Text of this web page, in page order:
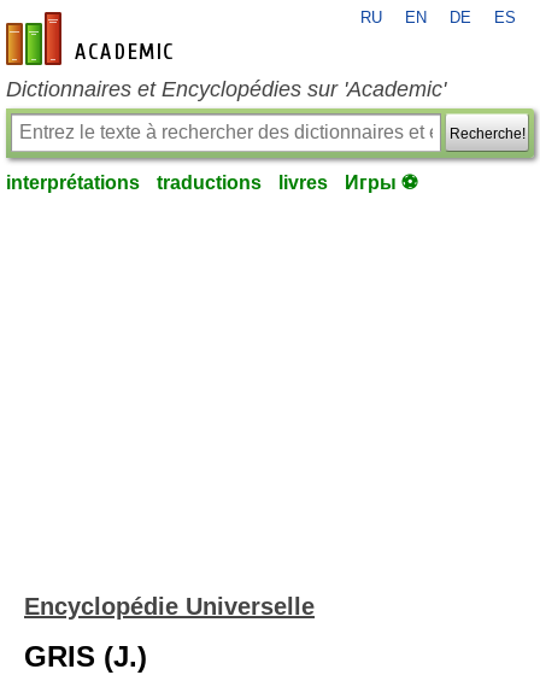
fr-academic.com
RU EN DE ES
Dictionnaires et Encyclopédies sur 'Academic'
Recherche!
interprétations traductions livres Игры ⚽
Encyclopédie Universelle
GRIS (J.)